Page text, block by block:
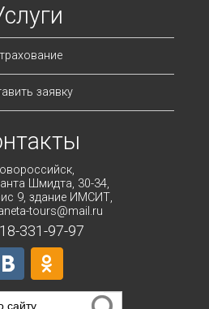
заявку
Шмидта, 30-34,
9, здание ИМСИТ,
tours@mail.ru
331-97-97